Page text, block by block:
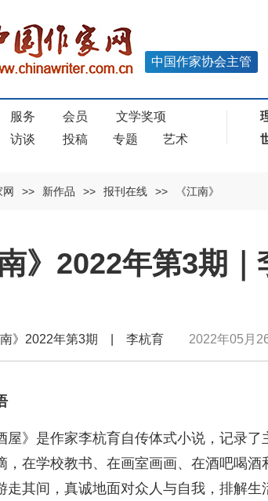
中国作家协会主管
服务 会员
文学奖项
访谈 投稿 专题 艺术
>> 新作品 >> 报刊在线 >> 《江南》
南》2022年第3期
南》2022年第3期 | 李杭育 2022年05月
屋》是作家李杭育自传体式小说，记录
，在学校教书、在画室画画、在酒吧喝
走其间，真诚地面对众人与自我，排解